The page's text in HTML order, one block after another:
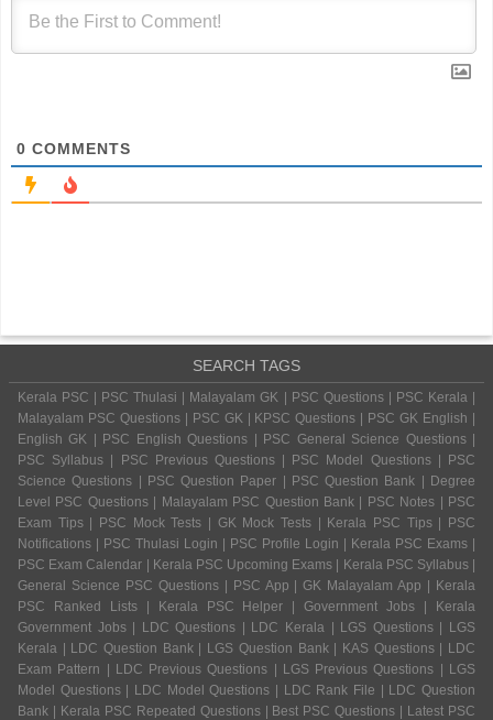
0 COMMENTS
SEARCH TAGS
Kerala PSC | PSC Thulasi | Malayalam GK | PSC Questions | PSC Kerala |
Malayalam PSC Questions | PSC GK | KPSC Questions | PSC GK English |
English GK | PSC English Questions | PSC General Science Questions |
PSC Syllabus | PSC Previous Questions | PSC Model Questions | PSC
Science Questions | PSC Question Paper | PSC Question Bank | Degree
Level PSC Questions | Malayalam PSC Question Bank | PSC Notes | PSC
Exam Tips | PSC Mock Tests | GK Mock Tests | Kerala PSC Tips | PSC
Notifications | PSC Thulasi Login | PSC Profile Login | Kerala PSC Exams |
PSC Exam Calendar | Kerala PSC Upcoming Exams | Kerala PSC Syllabus |
General Science PSC Questions | PSC App | GK Malayalam App | Kerala
PSC Ranked Lists | Kerala PSC Helper | Government Jobs | Kerala
Government Jobs | LDC Questions | LDC Kerala | LGS Questions | LGS
Kerala | LDC Question Bank | LGS Question Bank | KAS Questions | LDC
Exam Pattern | LDC Previous Questions | LGS Previous Questions | LGS
Model Questions | LDC Model Questions | LDC Rank File | LDC Question
Bank | Kerala PSC Repeated Questions | Best PSC Questions | Latest PSC